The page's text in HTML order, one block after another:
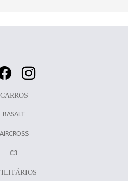
CARROS
BASALT
AIRCROSS
C3